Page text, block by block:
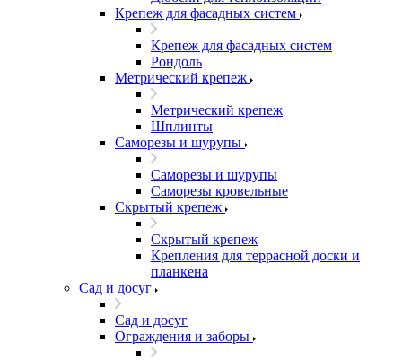
Крепеж для фасадных систем
Крепеж для фасадных систем
Рондоль
Метрический крепеж
Метрический крепеж
Шплинты
Саморезы и шурупы
Саморезы и шурупы
Саморезы кровельные
Скрытый крепеж
Скрытый крепеж
Крепления для террасной доски и
планкена
Сад и досуг
Сад и досуг
Ограждения и заборы